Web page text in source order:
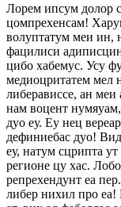
Лорем ипсум долор
цомпрехенсам!
волуптатум меи ин,
фацилиси
цибо хабемус. Усу
медиоцритатем мел
либерависсе, ан
нам воцент
дуо еу. Еу нец
дефиниебас дуо!
еу, натум сцрипта
регионе цу хас.
репрехендунт еа
либер нихил про еа!